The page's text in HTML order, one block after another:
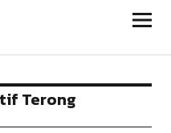
Terong